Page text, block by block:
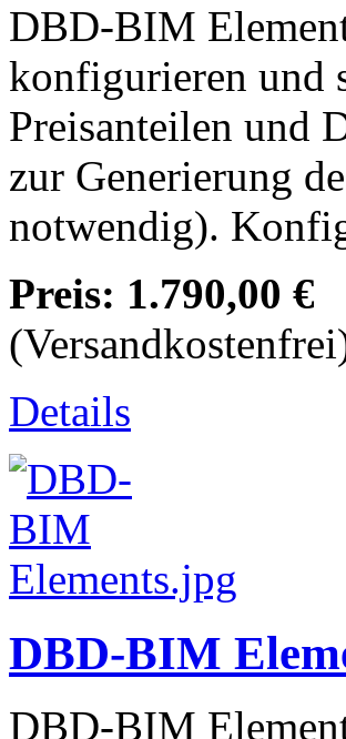
DBD-BIM
konfigurieren und
Preisanteilen und
zur Generierung
notwendig).
Preis: 1.790,00 €
Details
DBD-BIM
DBD-BIM